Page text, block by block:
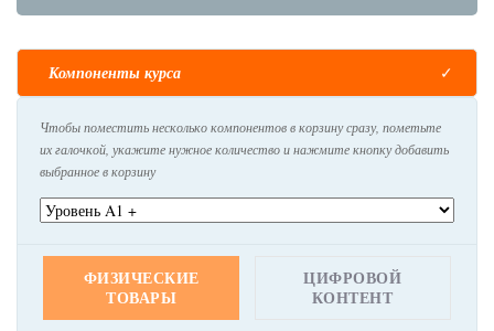
Компоненты курса
Чтобы поместить несколько компонентов в корзину сразу, пометьте
их галочкой, укажите нужное количество и нажмите кнопку добавить
выбранное в корзину
ФИЗИЧЕСКИЕ
ТОВАРЫ
ЦИФРОВОЙ
КОНТЕНТ